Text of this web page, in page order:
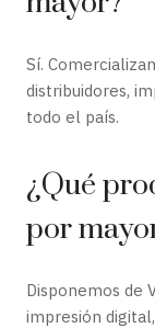
Sí.
distribuidores,
todo el país.
¿Qué
por
Disponemos de
impresión